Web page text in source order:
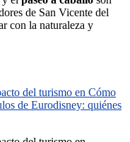
de San Vicente del
con la naturaleza y
del turismo en Cómo
de Eurodisney: quiénes